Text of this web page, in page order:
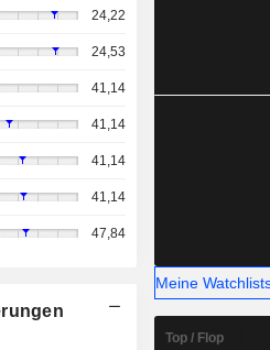
24,22
24,53
41,14
41,14
41,14
41,14
47,84
Meine
Top / Flop